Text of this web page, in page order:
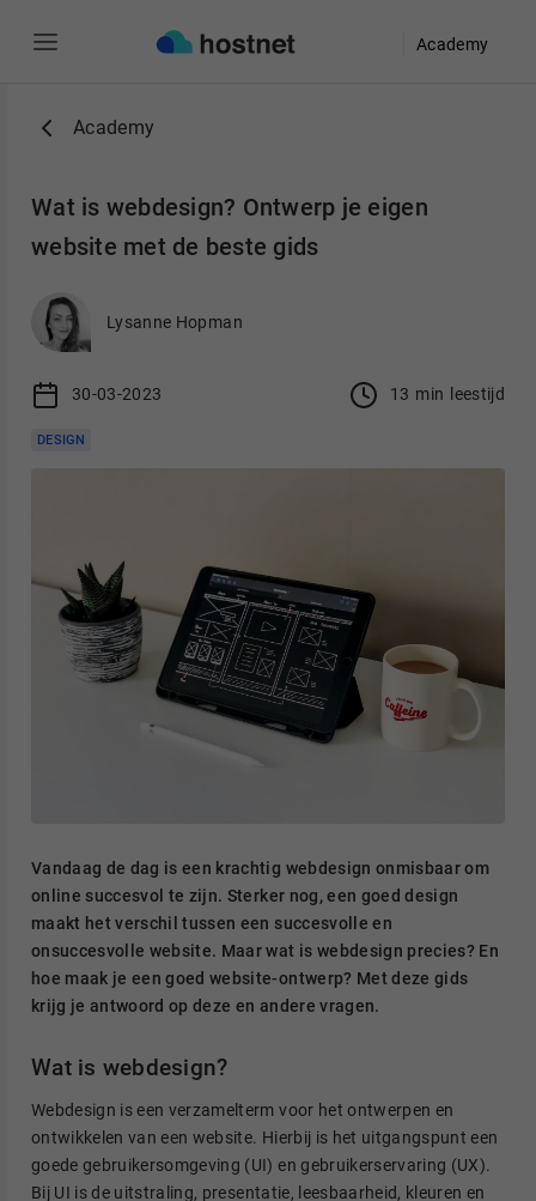
Academy
Academy
Wat is webdesign? Ontwerp je eigen
website met de beste gids
Lysanne Hopman
30-03-2023 13 min leestijd
DESIGN
Vandaag de dag is een krachtig webdesign onmisbaar om
online succesvol te zijn. Sterker nog, een goed design
maakt het verschil tussen een succesvolle en
onsuccesvolle website. Maar wat is webdesign precies? En
hoe maak je een goed website-ontwerp? Met deze gids
krijg je antwoord op deze en andere vragen.
Wat is webdesign?
Webdesign is een verzamelterm voor het ontwerpen en
ontwikkelen van een website. Hierbij is het uitgangspunt een
goede gebruikersomgeving (UI) en gebruikerservaring (UX).
Bij UI is de uitstraling, presentatie, leesbaarheid, kleuren en